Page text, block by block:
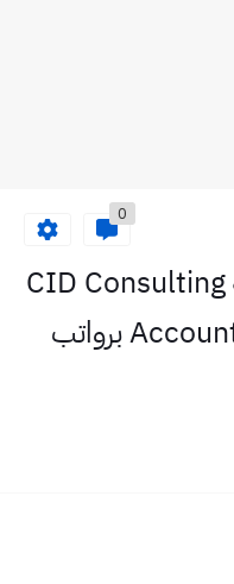
0
وظائف محاسبين في شركة CID Consulting
للاستشارات | Accountant Jobs برواتب